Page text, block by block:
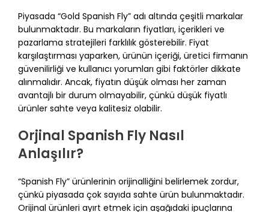
Piyasada “Gold Spanish Fly” adı altında çeşitli markalar
bulunmaktadır. Bu markaların fiyatları, içerikleri ve
pazarlama stratejileri farklılık gösterebilir. Fiyat
karşılaştırması yaparken, ürünün içeriği, üretici firmanın
güvenilirliği ve kullanıcı yorumları gibi faktörler dikkate
alınmalıdır. Ancak, fiyatın düşük olması her zaman
avantajlı bir durum olmayabilir, çünkü düşük fiyatlı
ürünler sahte veya kalitesiz olabilir.
Orjinal Spanish Fly Nasıl
Anlaşılır?
“Spanish Fly” ürünlerinin orijinalliğini belirlemek zordur,
çünkü piyasada çok sayıda sahte ürün bulunmaktadır.
Orijinal ürünleri ayırt etmek için aşağıdaki ipuçlarına